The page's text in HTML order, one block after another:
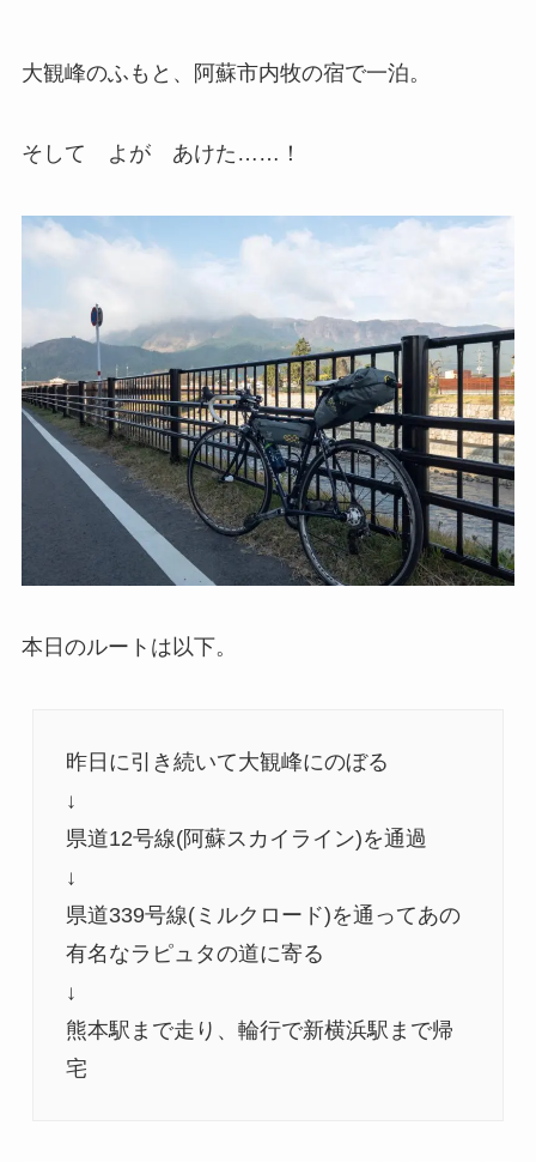
大観峰のふもと、阿蘇市内牧の宿で一泊。
そして よが あけた……！
本日のルートは以下。
昨日に引き続いて大観峰にのぼる
↓
県道12号線(阿蘇スカイライン)を通過
↓
県道339号線(ミルクロード)を通ってあの
有名なラピュタの道に寄る
↓
熊本駅まで走り、輪行で新横浜駅まで帰
宅